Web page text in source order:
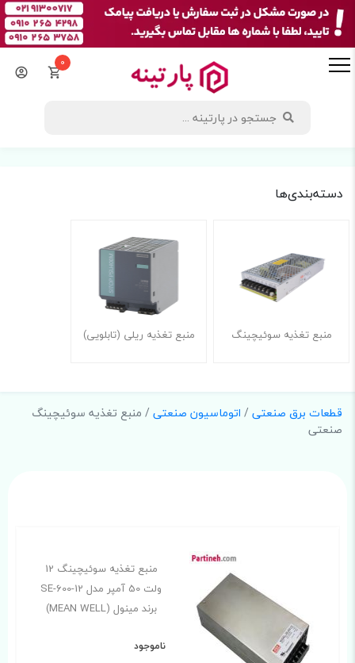
0
دسته‌بندی‌ها
منبع تغذیه سوئیچینگ منبع تغذیه ریلی (تابلویی)
قطعات برق صنعتی/ اتوماسیون صنعتی/ منبع تغذیه سوئیچینگ
صنعتی
منبع تغذیه سوئیچینگ 12
ولت 50 آمپر مدل SE-600-12
برند مینول (MEAN WELL)
ناموجود